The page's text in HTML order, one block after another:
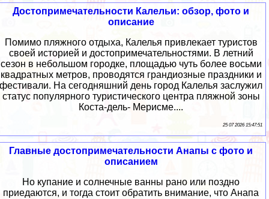
Достопримечательности Калельи: обзор, фото и
описание
Помимо пляжного отдыха, Калелья привлекает туристов
своей историей и достопримечательностями. В летний
сезон в небольшом городке, площадью чуть более восьми
квадратных метров, проводятся грандиозные праздники и
фестивали. На сегодняшний день город Калелья заслужил
статус популярного туристического центра пляжной зоны
Коста-дель- Мерисме....
25 07 2026 15:47:51
Главные достопримечательности Анапы с фото и
описанием
Но купание и солнечные ванны рано или поздно
приедаются, и тогда стоит обратить внимание, что Анапа